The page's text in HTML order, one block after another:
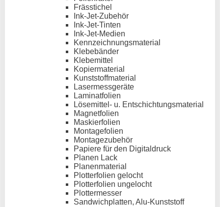
Frässtichel
Ink-Jet-Zubehör
Ink-Jet-Tinten
Ink-Jet-Medien
Kennzeichnungsmaterial
Klebebänder
Klebemittel
Kopiermaterial
Kunststoffmaterial
Lasermessgeräte
Laminatfolien
Lösemittel- u. Entschichtungsmaterial
Magnetfolien
Maskierfolien
Montagefolien
Montagezubehör
Papiere für den Digitaldruck
Planen Lack
Planenmaterial
Plotterfolien gelocht
Plotterfolien ungelocht
Plottermesser
Sandwichplatten, Alu-Kunststoff